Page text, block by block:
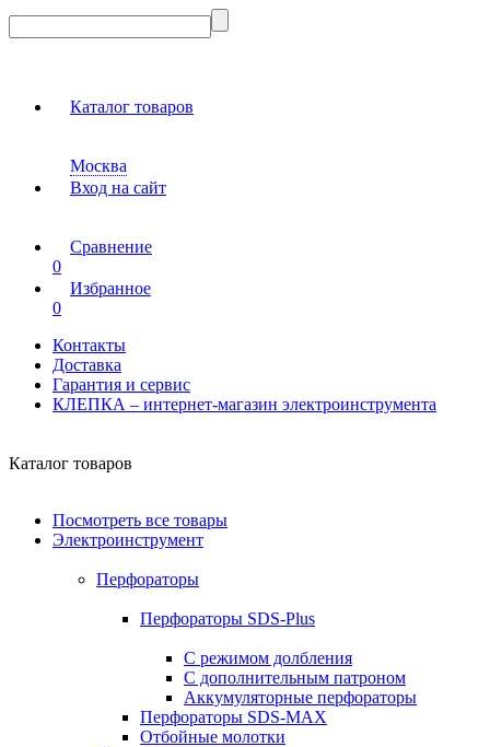
Каталог товаров
Москва
Вход на сайт
Сравнение
0
Избранное
0
Контакты
Доставка
Гарантия и сервис
КЛЕПКА – интернет-магазин электроинструмента
Каталог товаров
Посмотреть все товары
Электроинструмент
Перфораторы
Перфораторы SDS-Plus
С режимом долбления
С дополнительным патроном
Аккумуляторные перфораторы
Перфораторы SDS-MAX
Отбойные молотки